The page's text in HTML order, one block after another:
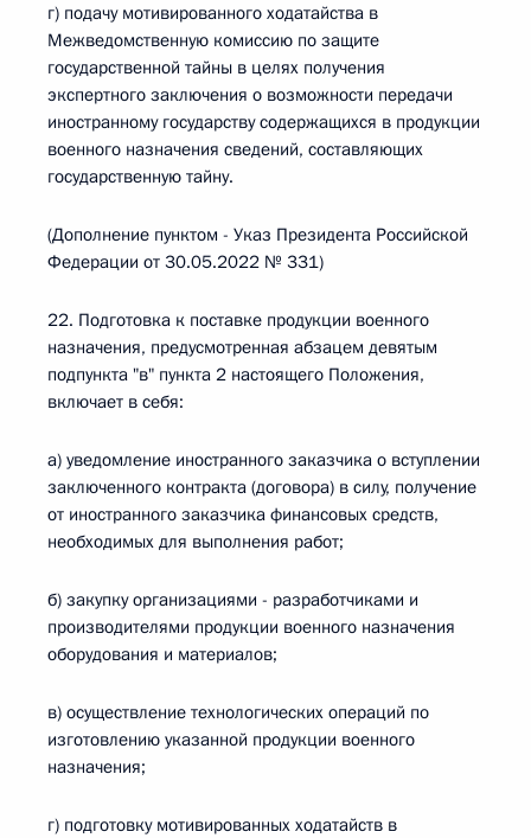
г) подачу мотивированного ходатайства в
Межведомственную комиссию по защите
государственной тайны в целях получения
экспертного заключения о возможности передачи
иностранному государству содержащихся в продукции
военного назначения сведений, составляющих
государственную тайну.
(Дополнение пунктом - Указ Президента Российской
Федерации от 30.05.2022 № 331)
22. Подготовка к поставке продукции военного
назначения, предусмотренная абзацем девятым
подпункта "в" пункта 2 настоящего Положения,
включает в себя:
а) уведомление иностранного заказчика о вступлении
заключенного контракта (договора) в силу, получение
от иностранного заказчика финансовых средств,
необходимых для выполнения работ;
б) закупку организациями - разработчиками и
производителями продукции военного назначения
оборудования и материалов;
в) осуществление технологических операций по
изготовлению указанной продукции военного
назначения;
г) подготовку мотивированных ходатайств в